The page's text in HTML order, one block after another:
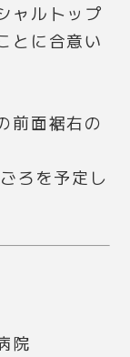
ャルトップ
とに合意い
前面裾右の
ろを予定し
院